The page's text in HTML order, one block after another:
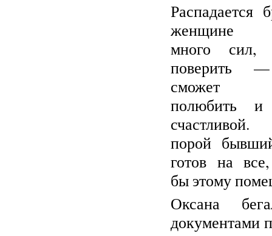
Распадается
женщине
много сил,
поверить
сможет
полюбить и
порой
готов на
бы этому
Оксана
документами